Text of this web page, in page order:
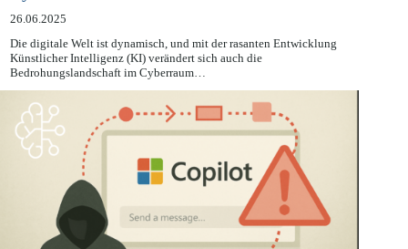
Cybersicherheit neu bewerten müssen
26.06.2025
Die digitale Welt ist dynamisch, und mit der rasanten Entwicklung
Künstlicher Intelligenz (KI) verändert sich auch die
Bedrohungslandschaft im Cyberraum…